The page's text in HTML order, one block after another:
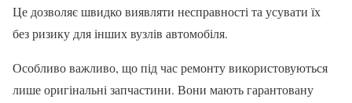
Це дозволяє швидко виявляти несправності та усувати їх
без ризику для інших вузлів автомобіля.
Особливо важливо, що під час ремонту використовуються
лише оригінальні запчастини. Вони мають гарантовану